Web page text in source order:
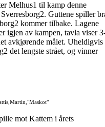
Melhus1 til kamp denne
Guttene spiller
kommer tilbake. Lagene
igjen av kampen, tavla viser
avkjørende målet. Uheldigvis
det lengste strået, og vinner
mot Kattem i årets